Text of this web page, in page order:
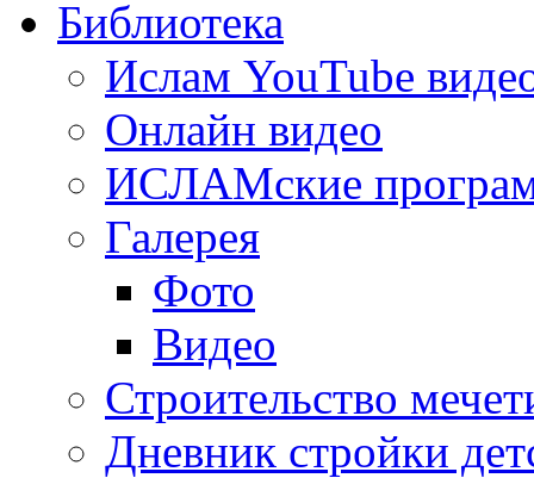
Библиотека
Ислам YouTube
Онлайн видео
ИСЛАМские
Галерея
Фото
Видео
Строительство
Дневник стройки